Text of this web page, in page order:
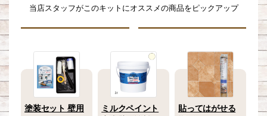
当店スタッフがこのキットにオススメの商品をピックアップ
塗装セット 壁用
ミルクペイント
貼ってはがせる